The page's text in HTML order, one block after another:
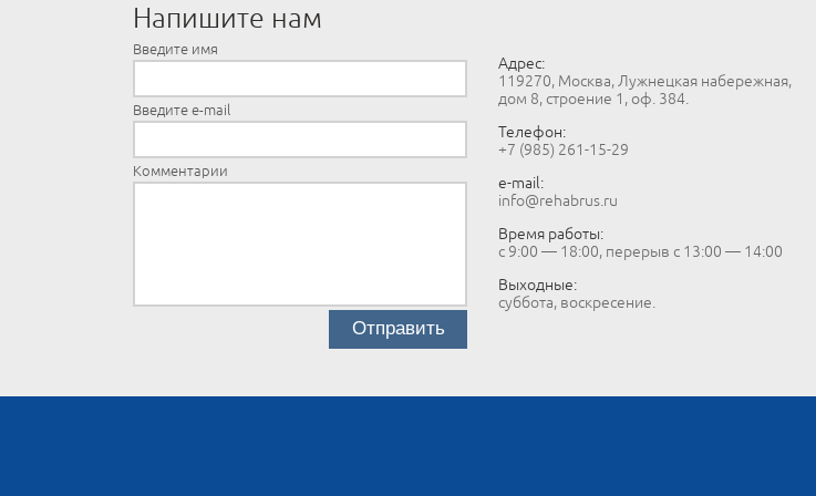
Напишите нам
Введите имя
Введите e-mail
Комментарии
Адрес:
119270, Москва, Лужнецкая набережная,
дом 8, строение 1, оф. 384.
Телефон:
+7 (985) 261-15-29
e-mail:
info@rehabrus.ru
Время работы:
с 9:00 — 18:00, перерыв с 13:00 — 14:00
Выходные:
суббота, воскресение.